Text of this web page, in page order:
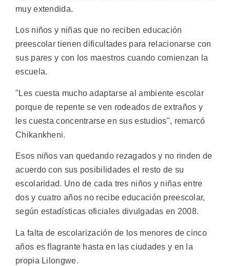
muy extendida.
Los niños y niñas que no reciben educación
preescolar tienen dificultades para relacionarse con
sus pares y con los maestros cuando comienzan la
escuela.
"Les cuesta mucho adaptarse al ambiente escolar
porque de repente se ven rodeados de extraños y
les cuesta concentrarse en sus estudios", remarcó
Chikankheni.
Esos niños van quedando rezagados y no rinden de
acuerdo con sus posibilidades el resto de su
escolaridad. Uno de cada tres niños y niñas entre
dos y cuatro años no recibe educación preescolar,
según estadísticas oficiales divulgadas en 2008.
La falta de escolarización de los menores de cinco
años es flagrante hasta en las ciudades y en la
propia Lilongwe.